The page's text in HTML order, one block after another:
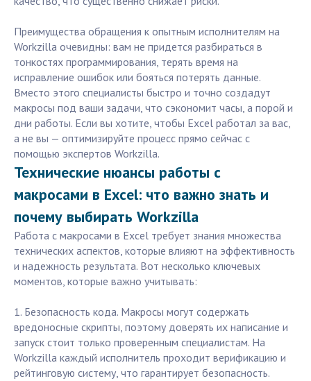
Преимущества обращения к опытным исполнителям на
Workzilla очевидны: вам не придется разбираться в
тонкостях программирования, терять время на
исправление ошибок или бояться потерять данные.
Вместо этого специалисты быстро и точно создадут
макросы под ваши задачи, что сэкономит часы, а порой и
дни работы. Если вы хотите, чтобы Excel работал за вас,
а не вы — оптимизируйте процесс прямо сейчас с
помощью экспертов Workzilla.
Технические нюансы работы с
макросами в Excel: что важно знать и
почему выбирать Workzilla
Работа с макросами в Excel требует знания множества
технических аспектов, которые влияют на эффективность
и надежность результата. Вот несколько ключевых
моментов, которые важно учитывать:
1. Безопасность кода. Макросы могут содержать
вредоносные скрипты, поэтому доверять их написание и
запуск стоит только проверенным специалистам. На
Workzilla каждый исполнитель проходит верификацию и
рейтинговую систему, что гарантирует безопасность.